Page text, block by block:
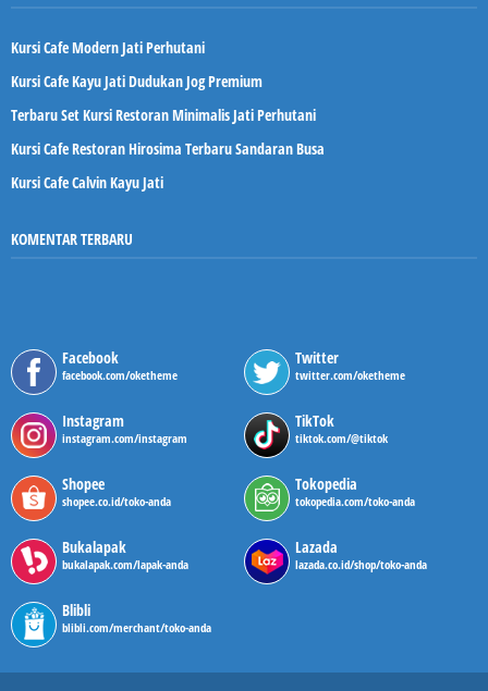
Kursi Cafe Modern Jati Perhutani
Kursi Cafe Kayu Jati Dudukan Jog Premium
Terbaru Set Kursi Restoran Minimalis Jati Perhutani
Kursi Cafe Restoran Hirosima Terbaru Sandaran Busa
Kursi Cafe Calvin Kayu Jati
KOMENTAR TERBARU
Facebook
facebook.com/oketheme
Twitter
twitter.com/oketheme
Instagram
instagram.com/instagram
TikTok
tiktok.com/@tiktok
Shopee
shopee.co.id/toko-anda
Tokopedia
tokopedia.com/toko-anda
Bukalapak
bukalapak.com/lapak-anda
Lazada
lazada.co.id/shop/toko-anda
Blibli
blibli.com/merchant/toko-anda